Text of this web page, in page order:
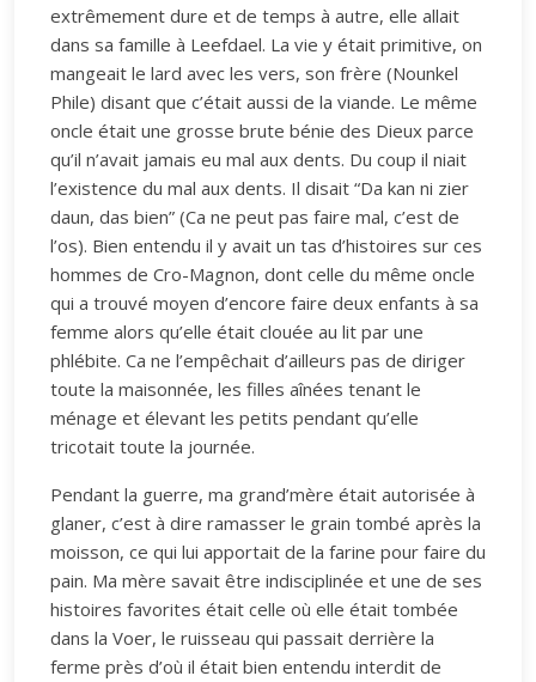
extrêmement dure et de temps à autre, elle allait
dans sa famille à Leefdael. La vie y était primitive, on
mangeait le lard avec les vers, son frère (Nounkel
Phile) disant que c’était aussi de la viande. Le même
oncle était une grosse brute bénie des Dieux parce
qu’il n’avait jamais eu mal aux dents. Du coup il niait
l’existence du mal aux dents. Il disait “Da kan ni zier
daun, das bien” (Ca ne peut pas faire mal, c’est de
l’os). Bien entendu il y avait un tas d’histoires sur ces
hommes de Cro-Magnon, dont celle du même oncle
qui a trouvé moyen d’encore faire deux enfants à sa
femme alors qu’elle était clouée au lit par une
phlébite. Ca ne l’empêchait d’ailleurs pas de diriger
toute la maisonnée, les filles aînées tenant le
ménage et élevant les petits pendant qu’elle
tricotait toute la journée.
Pendant la guerre, ma grand’mère était autorisée à
glaner, c’est à dire ramasser le grain tombé après la
moisson, ce qui lui apportait de la farine pour faire du
pain. Ma mère savait être indisciplinée et une de ses
histoires favorites était celle où elle était tombée
dans la Voer, le ruisseau qui passait derrière la
ferme près d’où il était bien entendu interdit de